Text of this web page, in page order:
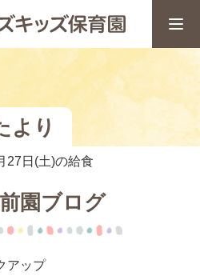
より
27日(土)の給食
園ブログ
アップ